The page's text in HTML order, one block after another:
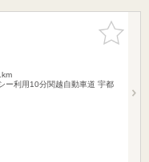
お気に入
りに追加
ー利用10分関越自動車道 宇都